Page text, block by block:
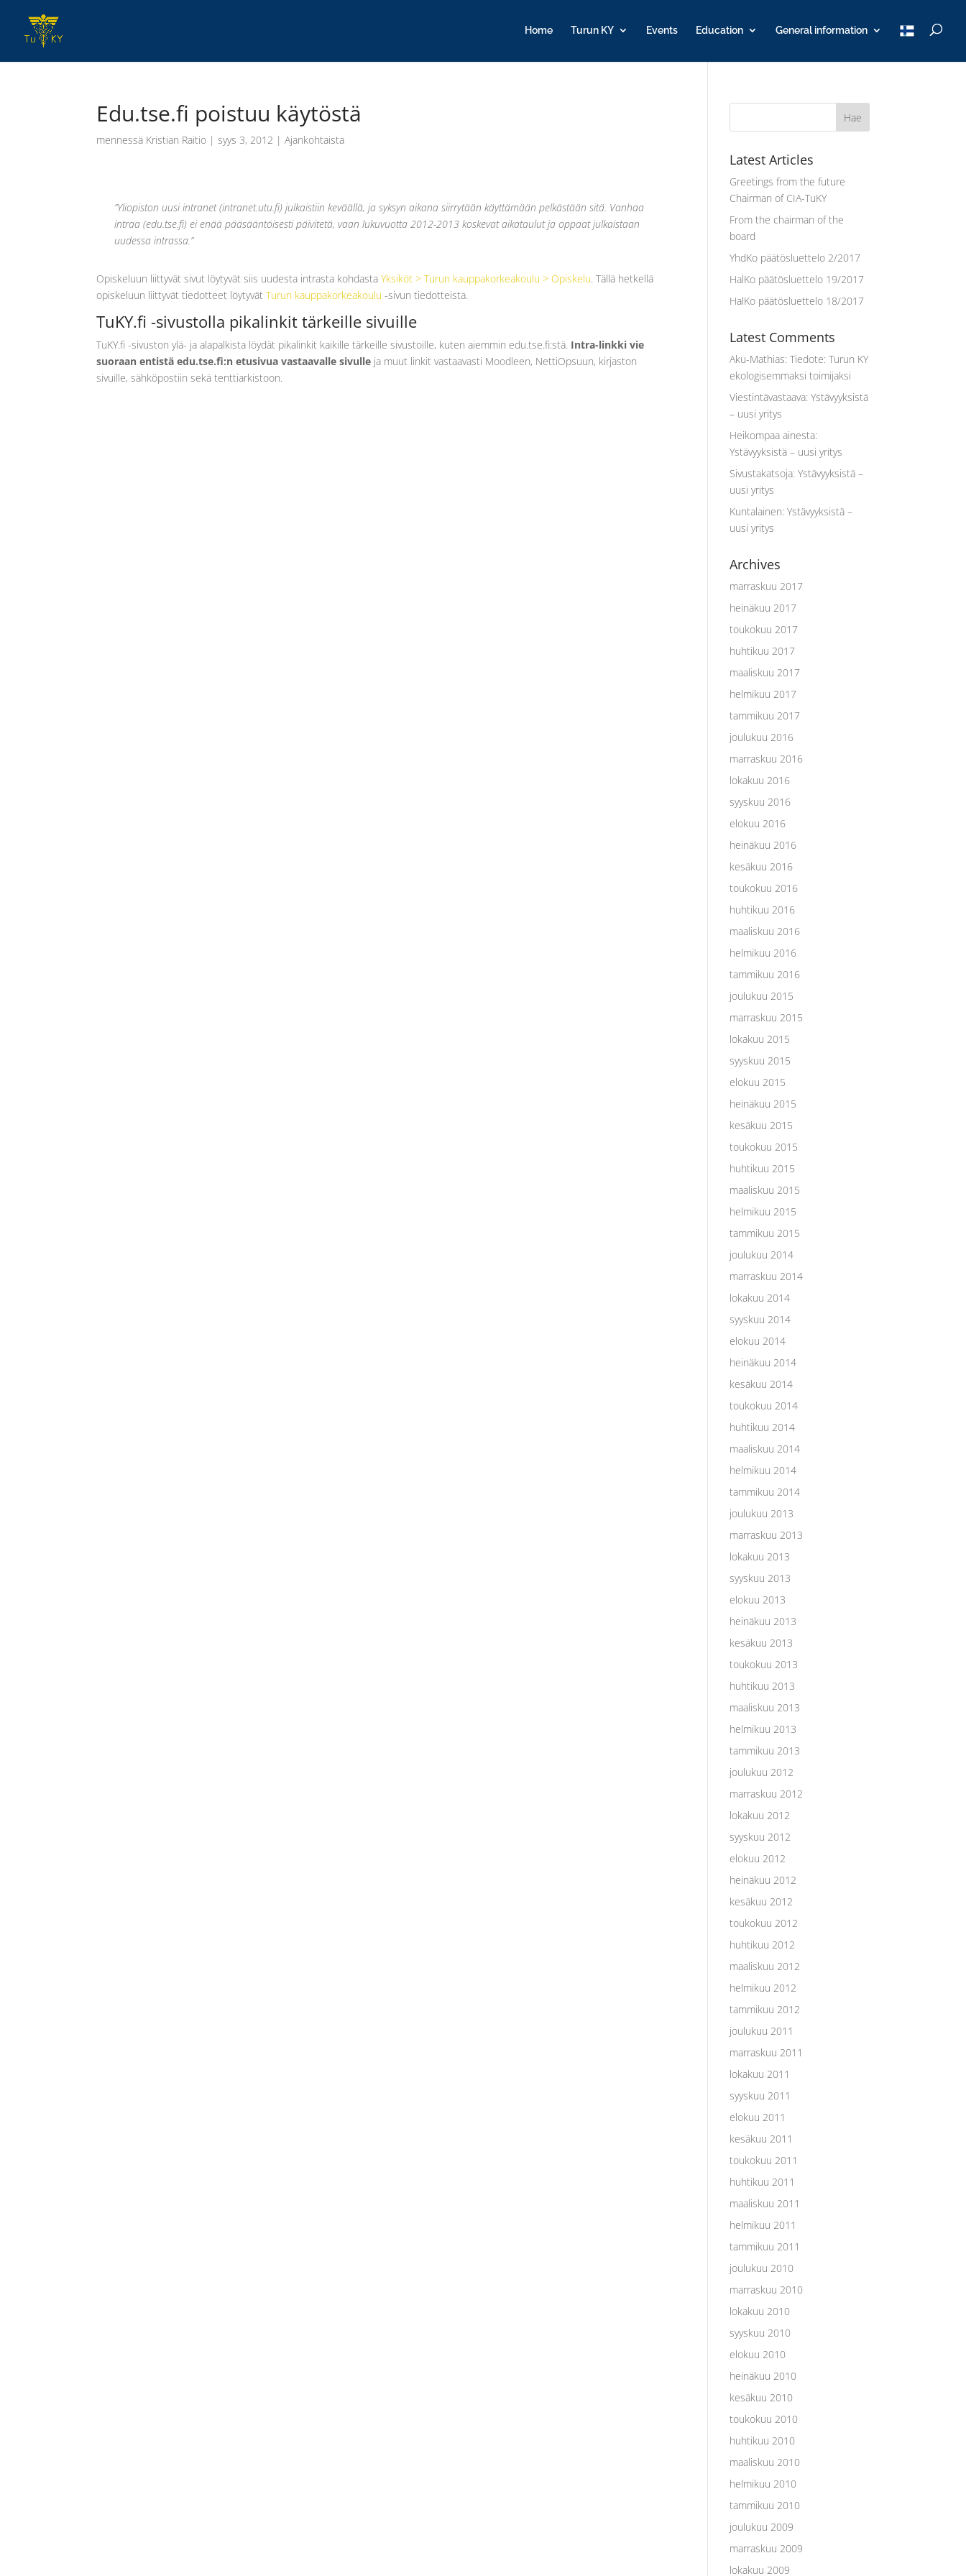
Home Turun KY Events Education General information
T
u
Edu.tse.fi poistuu käytöstä
mennessä Kristian Raitio |syys 3, 2012 |Ajankohtaista
”Yliopiston uusi intranet (intranet.utu.fi) julkaistiin keväällä, ja syksyn aikana siirrytään käyttämään pelkästään sitä. Vanhaa
intraa (edu.tse.fi) ei enää pääsääntöisesti päivitetä, vaan lukuvuotta 2012-2013 koskevat aikataulut ja oppaat julkaistaan
uudessa intrassa.”
Opiskeluun liittyvät sivut löytyvät siis uudesta intrasta kohdastaYksiköt > Turun kauppakorkeakoulu > Opiskelu. Tällä hetkellä
opiskeluun liittyvät tiedotteet löytyvätTurun kauppakorkeakoulu -sivun tiedotteista.
TuKY.fi -sivustolla pikalinkit tärkeille sivuille
TuKY.fi -sivuston ylä- ja alapalkista löydät pikalinkit kaikille tärkeille sivustoille, kuten aiemmin edu.tse.fi:stä. Intra-linkki vie
suoraan entistä edu.tse.fi:n etusivua vastaavalle sivulle ja muut linkit vastaavasti Moodleen, NettiOpsuun, kirjaston
sivuille, sähköpostiin sekä tenttiarkistoon.
Latest Articles
Greetings from the future
Chairman of CIA-TuKY
From the chairman of the
board
YhdKo päätösluettelo 2/2017
HalKo päätösluettelo 19/2017
HalKo päätösluettelo 18/2017
Latest Comments
Aku-Mathias:Tiedote: Turun KY
ekologisemmaksi toimijaksi
Viestintävastaava:Ystävyyksistä
– uusi yritys
Heikompaa ainesta:
Ystävyyksistä – uusi yritys
Sivustakatsoja:Ystävyyksistä –
uusi yritys
Kuntalainen:Ystävyyksistä –
uusi yritys
Archives
marraskuu 2017
heinäkuu 2017
toukokuu 2017
huhtikuu 2017
maaliskuu 2017
helmikuu 2017
tammikuu 2017
joulukuu 2016
marraskuu 2016
lokakuu 2016
syyskuu 2016
elokuu 2016
heinäkuu 2016
kesäkuu 2016
toukokuu 2016
huhtikuu 2016
maaliskuu 2016
helmikuu 2016
tammikuu 2016
joulukuu 2015
marraskuu 2015
lokakuu 2015
syyskuu 2015
elokuu 2015
heinäkuu 2015
kesäkuu 2015
toukokuu 2015
huhtikuu 2015
maaliskuu 2015
helmikuu 2015
tammikuu 2015
joulukuu 2014
marraskuu 2014
lokakuu 2014
syyskuu 2014
elokuu 2014
heinäkuu 2014
kesäkuu 2014
toukokuu 2014
huhtikuu 2014
maaliskuu 2014
helmikuu 2014
tammikuu 2014
joulukuu 2013
marraskuu 2013
lokakuu 2013
syyskuu 2013
elokuu 2013
heinäkuu 2013
kesäkuu 2013
toukokuu 2013
huhtikuu 2013
maaliskuu 2013
helmikuu 2013
tammikuu 2013
joulukuu 2012
marraskuu 2012
lokakuu 2012
syyskuu 2012
elokuu 2012
heinäkuu 2012
kesäkuu 2012
toukokuu 2012
huhtikuu 2012
maaliskuu 2012
helmikuu 2012
tammikuu 2012
joulukuu 2011
marraskuu 2011
lokakuu 2011
syyskuu 2011
elokuu 2011
kesäkuu 2011
toukokuu 2011
huhtikuu 2011
maaliskuu 2011
helmikuu 2011
tammikuu 2011
joulukuu 2010
marraskuu 2010
lokakuu 2010
syyskuu 2010
elokuu 2010
heinäkuu 2010
kesäkuu 2010
toukokuu 2010
huhtikuu 2010
maaliskuu 2010
helmikuu 2010
tammikuu 2010
joulukuu 2009
marraskuu 2009
lokakuu 2009